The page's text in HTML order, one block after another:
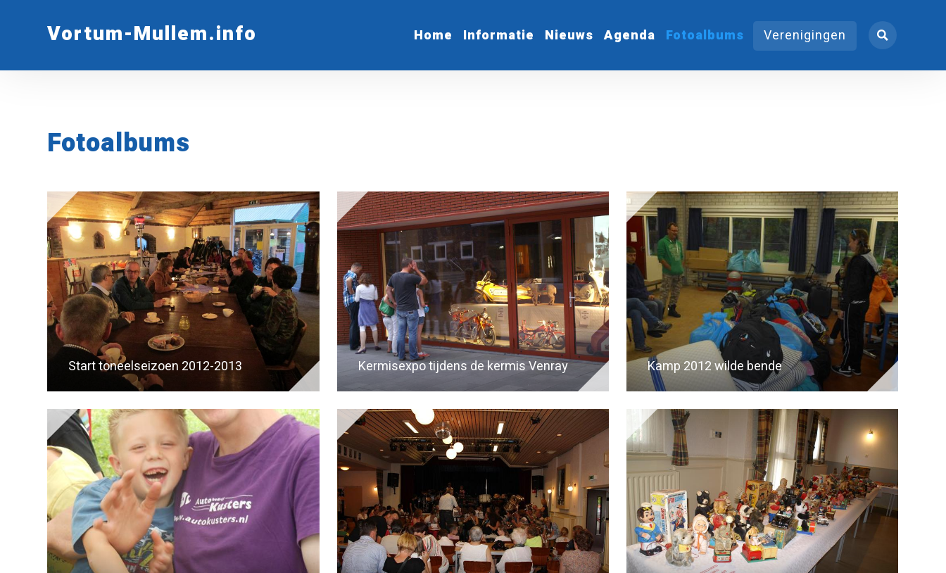
Vortum-Mullem.info Home Informatie Nieuws Agenda Fotoalbums Verenigingen
Fotoalbums
Start toneelseizoen 2012-2013 Kermisexpo tijdens de kermis Venray Kamp 2012 wilde bende